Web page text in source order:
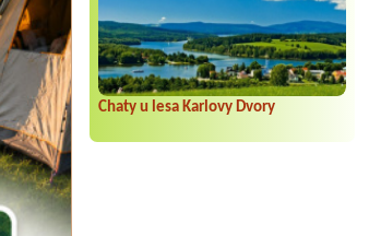
Chaty u lesa Karlovy Dvory